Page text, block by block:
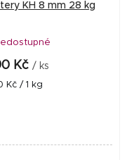
KH 8 mm 28 kg
Kč / ks
Kč / 1 kg